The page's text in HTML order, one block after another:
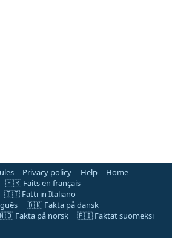
Privacy policy Help
Home
🇫🇷 Faits en français
🇮🇹 Fatti in Italiano
🇩🇰 Fakta på dansk
Fakta på norsk
🇫🇮 Faktat suomeksi